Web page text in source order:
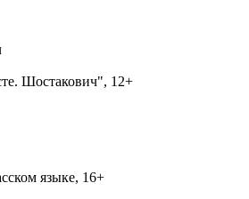
Шостакович", 12+
языке, 16+